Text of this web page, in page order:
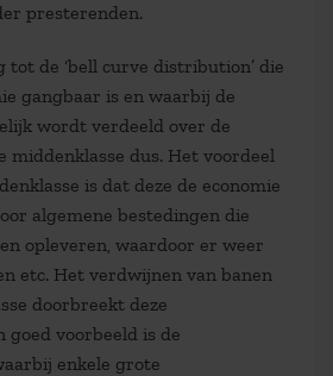
presterenden.
de ‘bell curve distribution’ die
gangbaar is en waarbij de
wordt verdeeld over de
middenklasse dus. Het voordeel
is dat deze de economie
algemene bestedingen die
opleveren, waardoor er weer
etc. Het verdwijnen van banen
doorbreekt deze
goed voorbeeld is de
enkele grote